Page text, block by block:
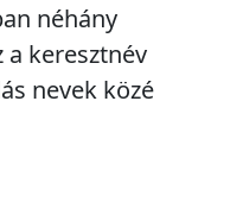
néhány
a keresztnév
nevek közé